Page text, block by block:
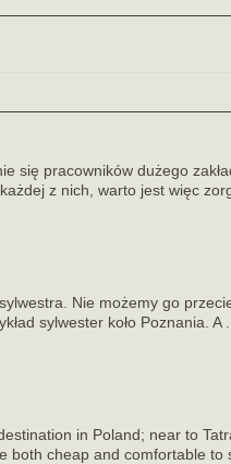
się pracowników dużego
z nich, warto jest więc
Nie możemy go
sylwester koło Poznania. A
in Poland; near to
both cheap and comfortable to